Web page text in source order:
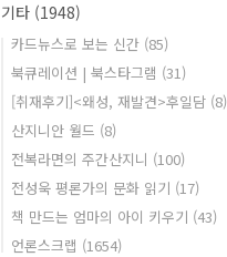
기타 (1948)
카드뉴스로 보는 신간 (85)
북큐레이션 | 북스타그램 (31)
[취재후기]<왜성, 재발견>후일담 (8)
산지니안 월드 (8)
전복라면의 주간산지니 (100)
전성욱 평론가의 문화 읽기 (17)
책 만드는 엄마의 아이 키우기 (43)
언론스크랩 (1654)